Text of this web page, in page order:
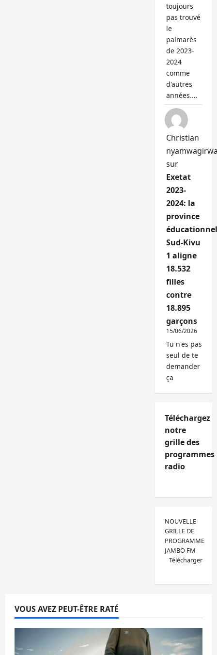
toujours
pas trouvé
le
palmarès
de 2023-
2024
comme
d'autres
années.…
Christian
sur
Exetat
2023-
2024: la
province
Sud-Kivu
1 aligne
18.532
filles
contre
18.895
garçons
15/06/2026
Tu n'es pas
seul de te
demander
ça
Téléchargez
notre
grille des
programmes
radio
NOUVELLE
GRILLE DE
PROGRAMME
JAMBO FM
Télécharger
VOUS AVEZ PEUT-ÊTRE RATÉ